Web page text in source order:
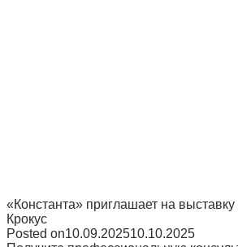
«Константа» приглашает на
Крокус
Posted on10.09.202510.10.2025